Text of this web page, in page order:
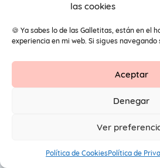
las cookies
🍪 Ya sabes lo de las Galletitas, están en el
experiencia en mi web. Si sigues navegando
Aceptar
Denegar
Ver
Política de CookiesPolítica de
postparto
Aviso Legal
© 2026 Primeros Pendientes by
derechos